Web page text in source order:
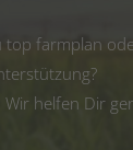
top farmplan
helfen Dir